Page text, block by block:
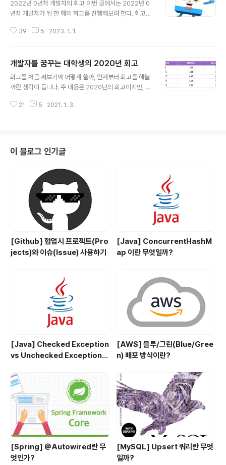
thub도 사용해본 적이 없었습니다. 그러다 보니 2019년
는 생각에 외부 활동들을 조금씩 알아보게 되었는데요. 이
2022년 0년차 개발자의 회고 이번 글에서는 2022년 0
년차 개발자가 된 한 해의 회고를 진행해보려 한다. 회고의
안 어떤 일들이 있었는지 2021년 회고와 비교해보고, 기
지만 2022년 1월 초에 0.5점이 부족해서 졸업할 수 없다
는 학교의 전화를 받았다.(130 학점을 채워야 졸업인데 12
9.5 학점을 채웠다.) 계절학기 수강신청도 다 끝났기 때문
는 상황이었다. 졸업 사정 확인을 제대로 못한 나의 책임이
39 5 2023. 1. 1.
개발자를 꿈꾸는 대학생의 2020년 회고
회고를 처음 써보기에 어떻게 쓸까, 언제부터 회고를 해볼
까란 생각이 듭니다. 주 내용은 2020년의 회고이지만, 20
학하다.(16년 - 1학기) 고3 ~ 재수를 하는 기간에 나름 공
의 같은 수준이었습니다. (그래서 엄청나게 자존감도 떨어
지고 속상했던 기억이 납니다. 하는 척만 했나....) 다시 수
능을 봐야하나 생각을 하다가 저의 지식의 한계와 현실을
받아들이고 그냥 성적에 맞는 대학교를 가야겠다고 생각을
했습니다. 당시에는 학교의 이름만을 생각했기에 과는 많
이 신경쓰지 않았습니다...
21 5 2021. 1. 3.
이 블로그 인기글
[Github] 협업시 프로젝트(Pro
jects)와 이슈(Issue) 사용하기
[Java] ConcurrentHashM
ap 이란 무엇일까?
[Java] Checked Exception
vs Unchecked Exception
[AWS] 블루/그린(Blue/Gree
n) 배포 방식이란?
[Spring] @Autowired란 무
엇인가?
[MySQL] Upsert 쿼리란 무엇
일까?